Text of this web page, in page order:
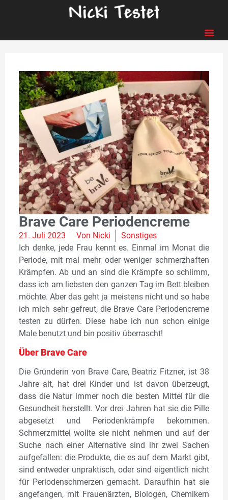
Brave Care Periodencreme
21. Juli 2023 Von Nicki
Sonstiges
Ich denke, jede Frau kennt es. Einmal im Monat die
Periode, mit mal mehr oder weniger schmerzhaften
Krämpfen. Ab und an sind die Krämpfe so schlimm,
dass ich am liebsten den ganzen Tag im Bett bleiben
möchte. Aber das geht ja meistens nicht und so habe
ich mich sehr gefreut, die Brave Care Periodencreme
testen zu dürfen. Diese habe ich nun schon einige
Male benutzt und bin positiv überrascht!
Über Brave Care
Die Gründerin von Brave Care, Beatriz Fitzner, ist 38
Jahre alt, hat drei Kinder und ist davon überzeugt,
dass die Natur immer noch die besten Mittel für die
Gesundheit herstellt. Vor drei Jahren hat sie die Pille
abgesetzt und Periodenkrämpfe bekommen.
Schmerzmittel wollte sie nicht nehmen und auf der
Suche nach einer Alternative sind ihr zwei Sachen
aufgefallen: die Produkte, die es auf dem Markt gibt,
sind entweder unpraktisch, oder sind eigentlich nicht
für Periodenschmerzen gemacht. Daraufhin hat sie
angefangen, mit Frauenärzten, Biologen, Chemikern